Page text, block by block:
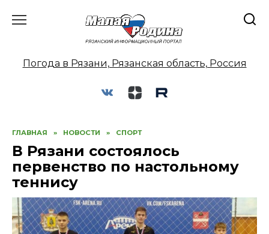
Погода в Рязани, Рязанская область, Россия
ГЛАВНАЯ » НОВОСТИ » СПОРТ
В Рязани состоялось
первенство по настольному
теннису